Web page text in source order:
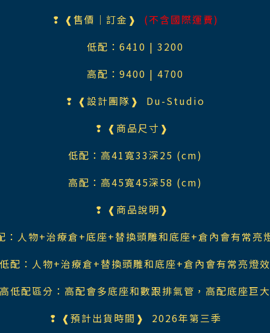
❢ ❰售價｜訂金❱
(不含國際運費)
低配：6410 | 3200
高配：9400 | 4700
❢ ❰設計團隊❱ Du-Studio
❢ ❰商品尺寸❱
低配：高41寬33深25 (cm)
高配：高45寬45深58 (cm)
❢ ❰商品說明❱
：人物+治療倉+底座+替換頭雕和底座+倉內會有常亮
低配：人物+治療倉+替換頭雕和底座+倉內會有常亮燈效
高低配區分：高配會多底座和數跟排氣管，高配底座巨大
❢ ❰預計出貨時間❱ 2026年第三季